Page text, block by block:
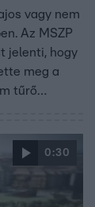
vagy nem
Az MSZP
jelenti, hogy
meg a
tűrő
0:30